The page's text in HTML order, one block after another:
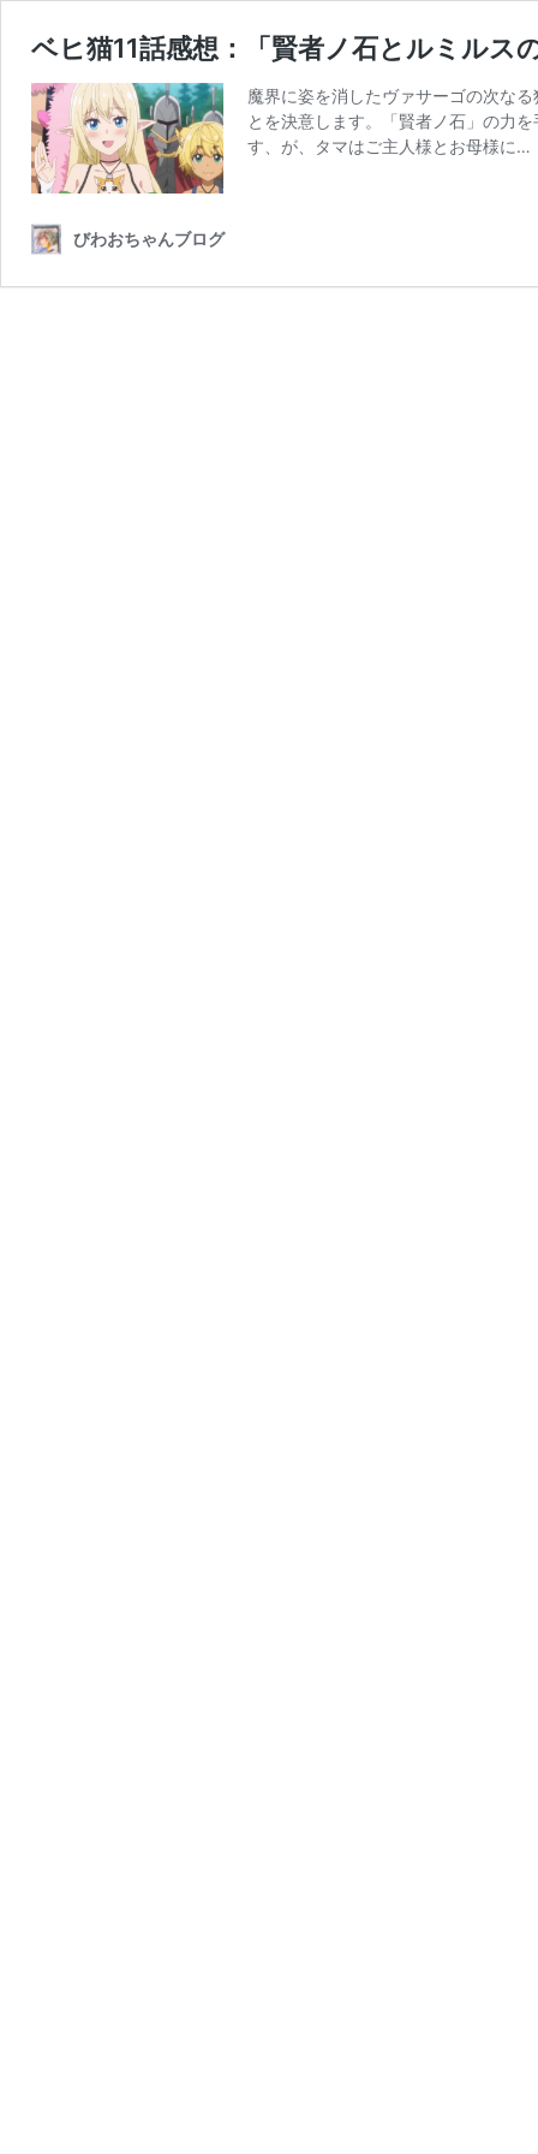
ベヒ猫11話感想：「賢者ノ石とルミルス
魔界に姿を消したヴァサーゴの次な
とを決意します。「賢者ノ石」の力
す、が、タマはご主人様とお母様に…
びわおちゃんブログ